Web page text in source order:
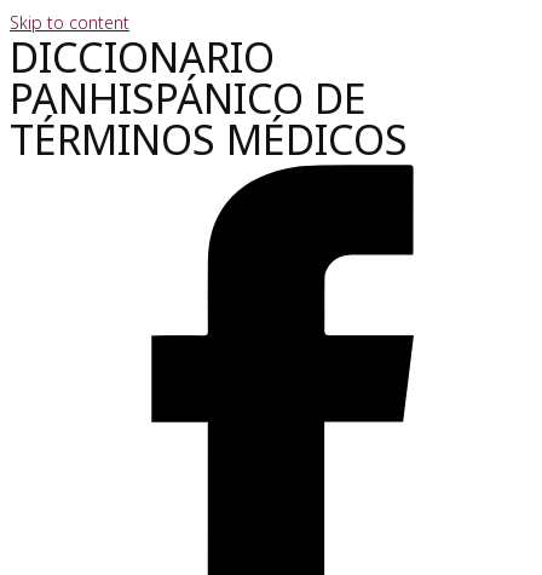
Skip to content
DICCIONARIO
PANHISPÁNICO DE
TÉRMINOS MÉDICOS